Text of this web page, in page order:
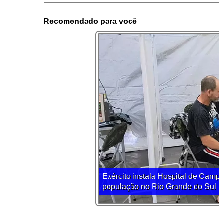
Recomendado para você
Exército instala Hospital de
população no Rio Grande do Sul